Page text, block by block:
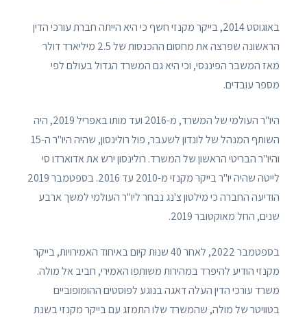
באוגוסט 2014, בייקר מקנזי חשף כי היא הייתה חברת עורכי הדין
הראשונה שפרצה את מחסום ההכנסות של 2.5 מיליארד דולר
מאז המשבר הפיננסי, וכי היא גם המשרד הגדול בעולם לפי
מספר עובדים.
היו"ר העולמי של המשרד, מ-2016 ועד מותו באפריל 2019, היה
השותף המנהל של לונדון לשעבר, פול רולינסון, שהיה היו"ר ה-15
והיו"ר הבריטי הראשון של המשרד. רולינסון ירש את אדוארדו סי
לייטה שהיה יו"ר בייקר מקנזי מ-2010 עד 2016. בספטמבר 2019
הודיעה החברה כי מילטון צ'נג נבחר ליו"ר העולמי למשך ארבע
שנים, החל מאוקטובר 2019.
בספטמבר 2022, לאחר 40 שנות קיום באיחוד האמירויות, בייקר
מקנזי הודיע ​​להיפרד במהירות משותפו האמירי, חביב אל מולה.
משרד עורכי הדין העלה דאגה בנוגע לפוסטים ההומופוביים
בטוויטר של מולה, שהמשרד שלו התמזג עם בייקר מקנזי בשנת